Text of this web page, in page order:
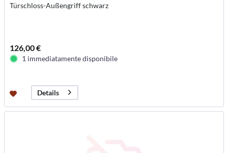
Türschloss-Außengriff schwarz
126,00 €
1 immediatamente disponibile
Details